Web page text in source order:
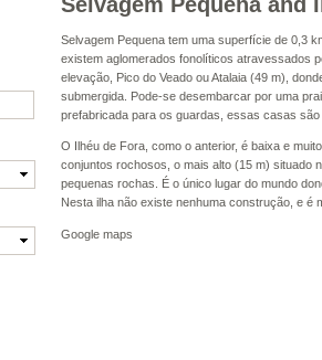
Selvagem Pequena tem uma superfície de 0,3
existem aglomerados fonolíticos atravessados
elevação, Pico do Veado ou Atalaia (49 m),
submergida. Pode-se desembarcar por uma
prefabricada para os guardas, essas casas
O Ilhéu de Fora, como o anterior, é baixa e
conjuntos rochosos, o mais alto (15 m) situado
pequenas rochas. É o único lugar do mundo
Nesta ilha não existe nenhuma construção, e é
Google maps